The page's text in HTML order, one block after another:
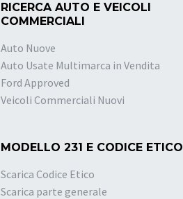
RICERCA AUTO E VEICOLI
COMMERCIALI
Auto Nuove
Auto Usate Multimarca in Vendita
Ford Approved
Veicoli Commerciali Nuovi
MODELLO 231 E CODICE ETICO
Scarica Codice Etico
Scarica parte generale